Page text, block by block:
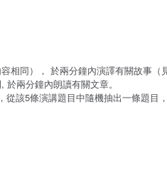
相同）， 於兩分鐘內演譯有關故事（
兩分鐘內朗讀有關文章。
該5條演講題目中隨機抽出一條題目